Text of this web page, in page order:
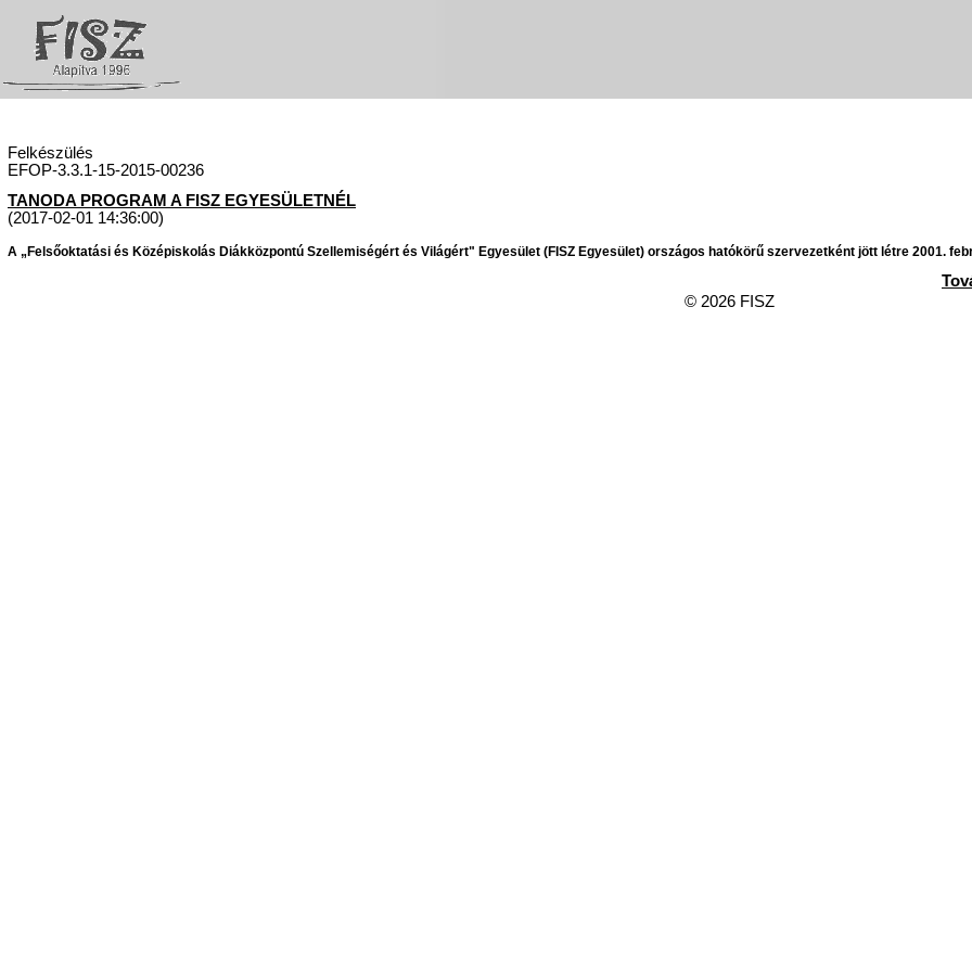
Felkészülés
EFOP-3.3.1-15-2015-00236
TANODA PROGRAM A FISZ EGYESÜLETNÉL
(2017-02-01 14:36:00)
A „Felsőoktatási és Középiskolás Diákközpontú Szellemiségért és Világért" Egyesület (FISZ Egyesület) országos hatókörű szervezetként jött létre 2001.
© 2026 FISZ